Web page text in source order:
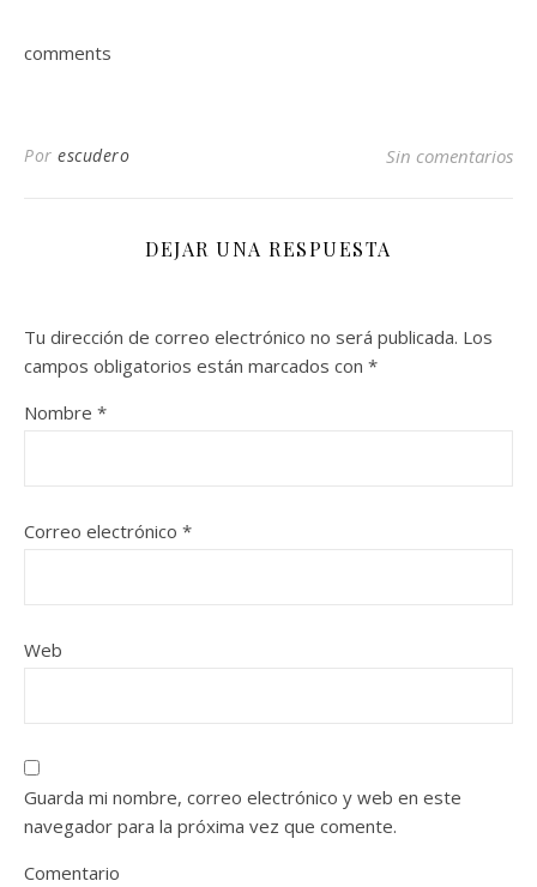
comments
Por escudero Sin comentarios
DEJAR UNA RESPUESTA
Tu dirección de correo electrónico no será publicada. Los
campos obligatorios están marcados con *
Nombre *
Correo electrónico *
Web
Guarda mi nombre, correo electrónico y web en este
navegador para la próxima vez que comente.
Comentario